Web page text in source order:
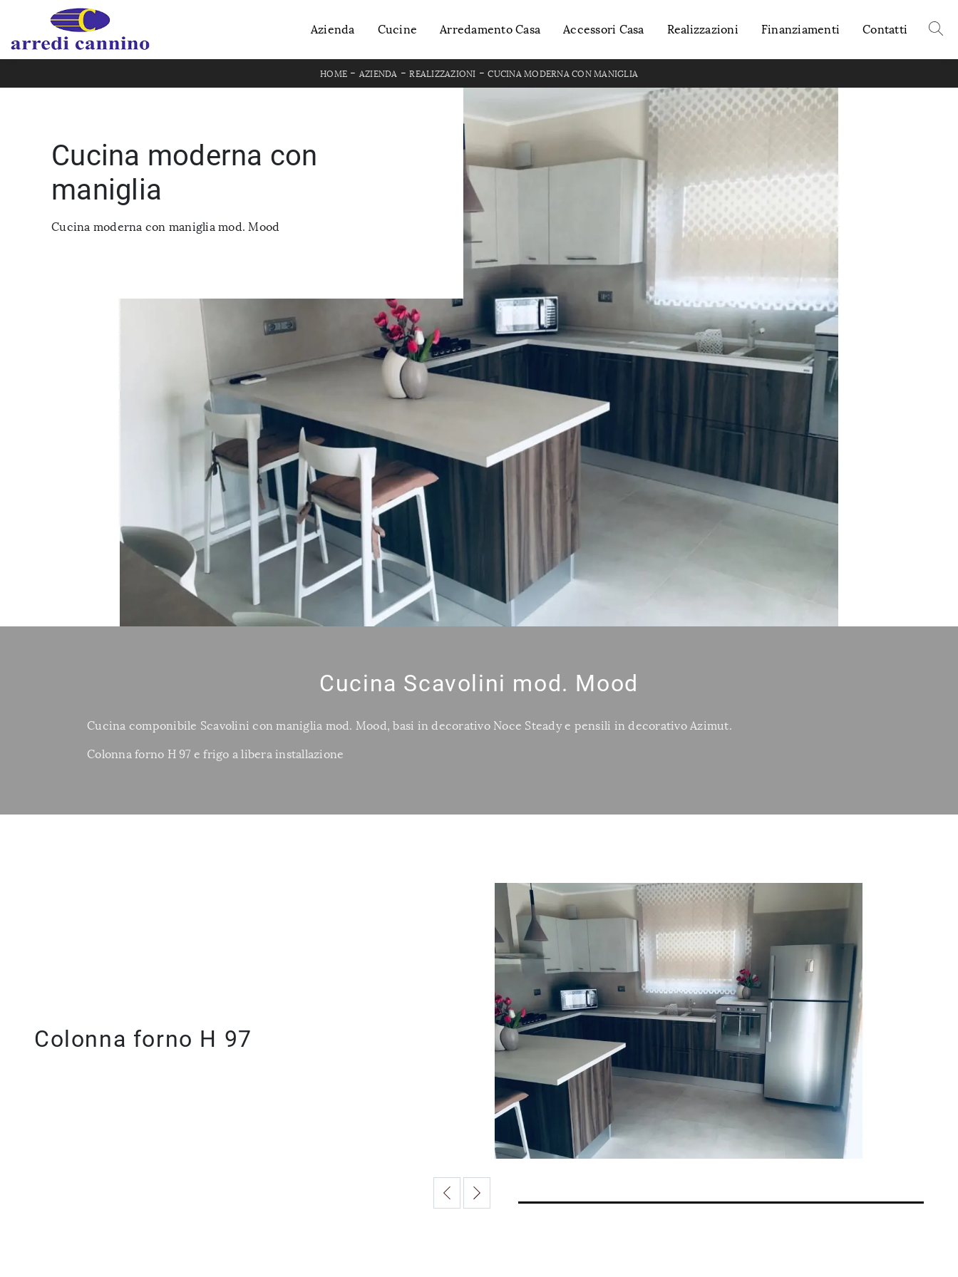
Azienda Cucine Arredamento Casa Accessori Casa Realizzazioni Finanziamenti Contatti
HOME - AZIENDA -REALIZZAZIONI -CUCINA MODERNA CON MANIGLIA
Cucina moderna con
maniglia
Cucina moderna con maniglia mod. Mood
Cucina Scavolini mod. Mood
Cucina componibile Scavolini con maniglia mod. Mood, basi in decorativo Noce Steady e pensili in decorativo Azimut.
Colonna forno H 97 e frigo a libera installazione
Colonna forno H 97